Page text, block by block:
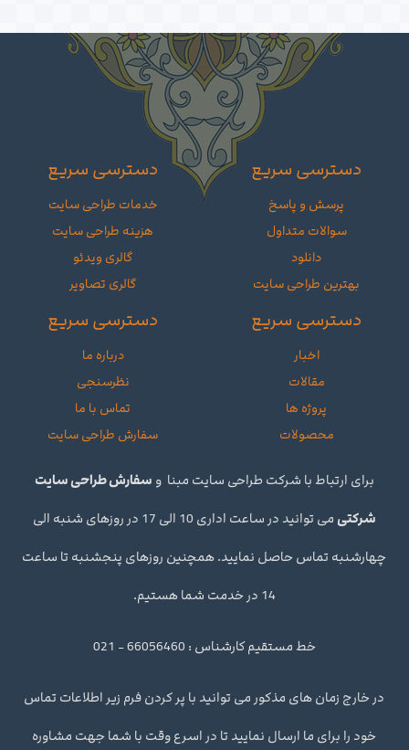
دسترسی سریع
پرسش و پاسخ
سوالات متداول
دانلود
بهترین طراحی سایت
دسترسی سریع
خدمات طراحی سایت
هزینه طراحی سایت
گالری ویدئو
گالری تصاویر
دسترسی سریع
اخبار
مقالات
پروژه ها
محصولات
دسترسی سریع
درباره ما
نظرسنجی
تماس با ما
سفارش طراحی سایت
برای ارتباط با شرکت طراحی سایت مبنا و سفارش طراحی سایت
شرکتی
می توانید در ساعت اداری 10 الی 17 در روزهای شنبه الی
چهارشنبه تماس حاصل نمایید. همچنین روزهای پنجشنبه تا ساعت
14 در خدمت شما هستیم.
خط مستقیم کارشناس : 66056460 - 021
در خارج زمان های مذکور می توانید با پر کردن فرم زیر اطلاعات تماس
خود را برای ما ارسال نمایید تا در اسرع وقت با شما جهت مشاوره